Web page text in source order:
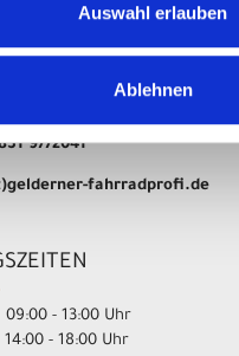
Auswahl erlauben
Ablehnen
17
9772041
fahrradprofi.de
- 13:00 Uhr
18:00 Uhr